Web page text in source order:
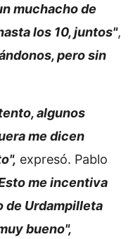
muchacho de
los 10, juntos",
pero sin
algunos
me dicen
expresó. Pablo
me incentiva
de Urdampilleta
bueno",